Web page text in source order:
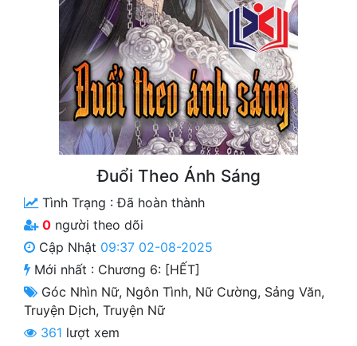
Truyện Convert
Truyện Nhập Môn
Truyện ngắn
Cung Đấu
Cổ Tiên Hiệp
Cổ Đại
Du Hí
Đuổi Theo Ánh Sáng
Tình Trạng :Đã hoàn thành
0 người theo dõi
Cập Nhật 09:37 02-08-2025
Mới nhất : Chương 6: [HẾT]
Góc Nhìn Nữ, Ngôn Tình, Nữ Cường, Sảng Văn,
Truyện Dịch, Truyện Nữ
361 lượt xem